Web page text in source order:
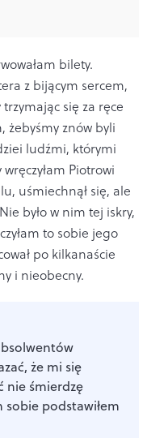
bilety.
z bijącym sercem,
się za ręce
żebyśmy znów byli
ludźmi, którymi
Piotrowi
uśmiechnął się, ale
było w nim tej iskry,
to sobie jego
po kilkanaście
i nieobecny.
że mi się
nie śmierdzę
sobie podstawiłem